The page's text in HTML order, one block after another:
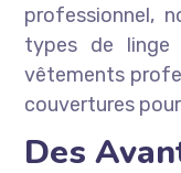
professionnel,
types de
vêtements
couvertures
Des